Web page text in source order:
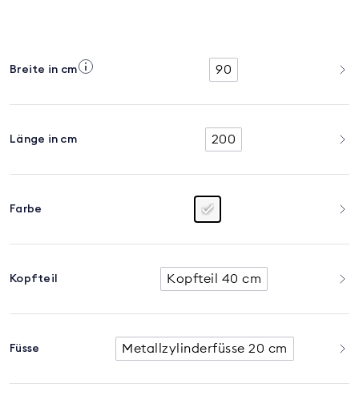
Breite in cm 90
Länge in cm 200
Farbe
Kopfteil Kopfteil 40 cm
Füsse Metallzylinderfüsse 20 cm